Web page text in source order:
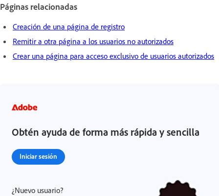
Páginas relacionadas
Creación de una página de registro
Remitir a otra página a los usuarios no autorizados
Crear una página para acceso exclusivo de usuarios autorizados
Obtén ayuda de forma más rápida y sencilla
Iniciar sesión
¿Nuevo usuario?